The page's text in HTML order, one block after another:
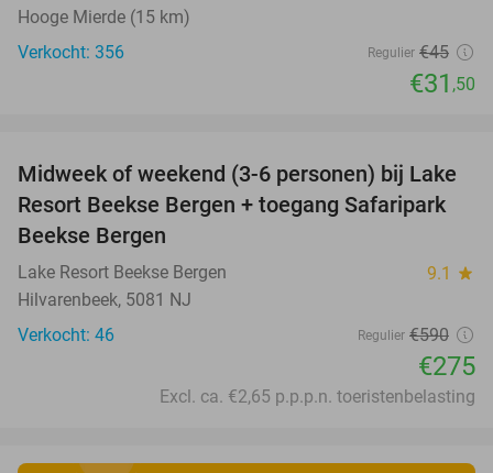
Hooge Mierde (15 km)
Verkocht: 356
Regulier €45
€31 ,50
53%
Midweek of weekend (3-6 personen) bij Lake
Resort Beekse Bergen + toegang Safaripark
Beekse Bergen
Lake Resort Beekse Bergen 9.1 star
Hilvarenbeek, 5081 NJ
Verkocht: 46
Regulier €590
€275
Excl. ca. €2,65 p.p.p.n. toeristenbelasting